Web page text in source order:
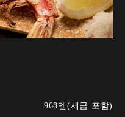
968엔(세금 포함)